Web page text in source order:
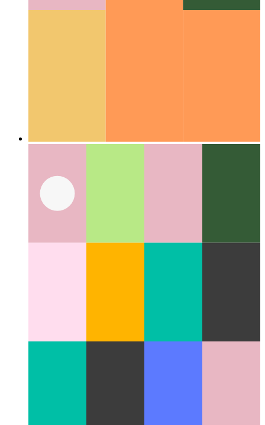
Guías de codificación